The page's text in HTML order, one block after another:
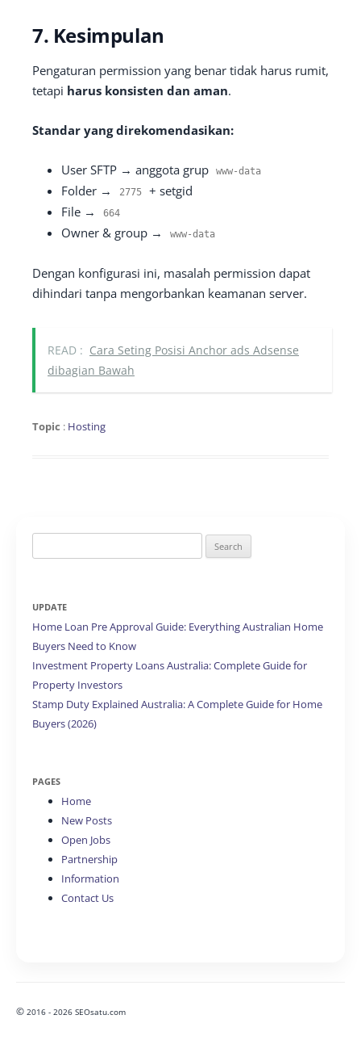
7. Kesimpulan
Pengaturan permission yang benar tidak harus rumit,
tetapi harus konsisten dan aman.
Standar yang direkomendasikan:
User SFTP → anggota grup www-data
Folder → 2775
+ setgid
File →
664
Owner & group → www-data
Dengan konfigurasi ini, masalah permission dapat
dihindari tanpa mengorbankan keamanan server.
READ : Cara Seting Posisi Anchor ads Adsense
dibagian Bawah
Topic : Hosting
for:
UPDATE
Home Loan Pre Approval Guide: Everything Australian Home
Buyers Need to Know
Investment Property Loans Australia: Complete Guide for
Property Investors
Stamp Duty Explained Australia: A Complete Guide for Home
Buyers (2026)
PAGES
Home
New Posts
Open Jobs
Partnership
Information
Contact Us
© 2016 - 2026 SEOsatu.com